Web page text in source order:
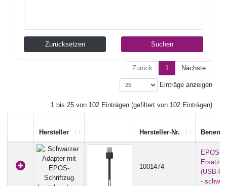
Zurücksetzen Suchen
Zurück 1 Nächste
Einträge anzeigen
1 bis 25 von 102 Einträgen (gefiltert von 102 Einträgen)
Hersteller Hersteller-Nr.
1001474
EPOS
(USB-C
-